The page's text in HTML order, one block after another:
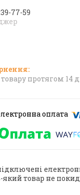
77-59
протягом 14
який товар не